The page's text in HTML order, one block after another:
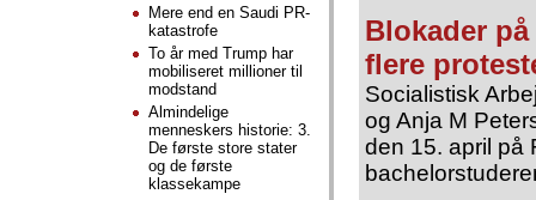
Blokader
flere
Socialistisk
og Anja M
den 15. april på
Mere end en Saudi PR-
katastrofe
To år med Trump har
mobiliseret millioner til
modstand
Almindelige
menneskers historie: 3.
De første store stater
og de første
klassekampe